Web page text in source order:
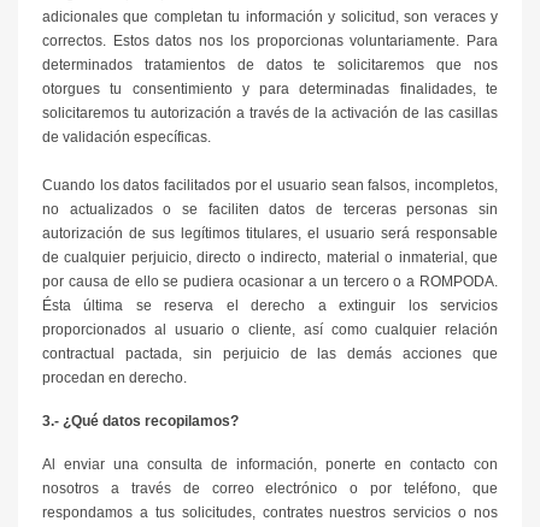
adicionales que completan tu información y solicitud, son veraces y
correctos. Estos datos nos los proporcionas voluntariamente. Para
determinados tratamientos de datos te solicitaremos que nos
otorgues tu consentimiento y para determinadas finalidades, te
solicitaremos tu autorización a través de la activación de las casillas
de validación específicas.
Cuando los datos facilitados por el usuario sean falsos, incompletos,
no actualizados o se faciliten datos de terceras personas sin
autorización de sus legítimos titulares, el usuario será responsable
de cualquier perjuicio, directo o indirecto, material o inmaterial, que
por causa de ello se pudiera ocasionar a un tercero o a ROMPODA.
Ésta última se reserva el derecho a extinguir los servicios
proporcionados al usuario o cliente, así como cualquier relación
contractual pactada, sin perjuicio de las demás acciones que
procedan en derecho.
3.- ¿Qué datos recopilamos?
Al enviar una consulta de información, ponerte en contacto con
nosotros a través de correo electrónico o por teléfono, que
respondamos a tus solicitudes, contrates nuestros servicios o nos